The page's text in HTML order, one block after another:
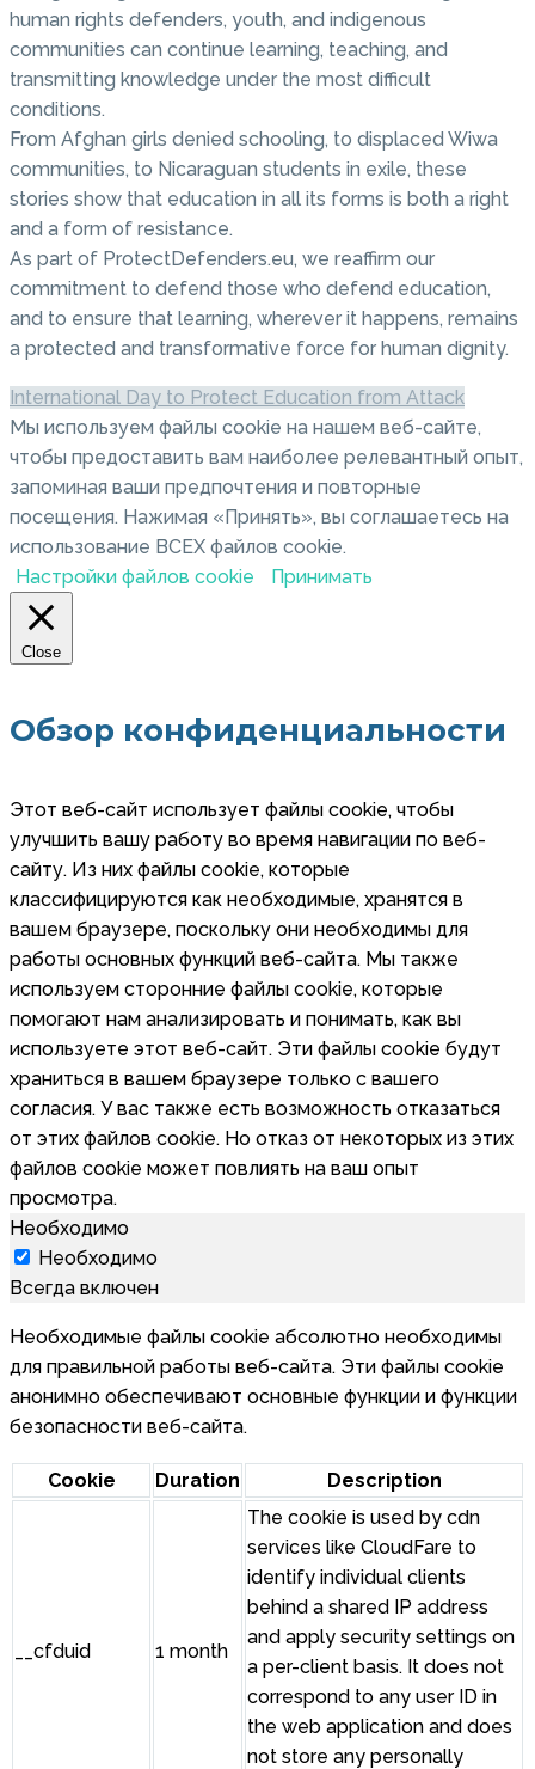
human rights defenders, youth, and indigenous
communities can continue learning, teaching, and
transmitting knowledge under the most difficult
conditions.
From Afghan girls denied schooling, to displaced Wiwa
communities, to Nicaraguan students in exile, these
stories show that education in all its forms is both a right
and a form of resistance.
As part of ProtectDefenders.eu, we reaffirm our
commitment to defend those who defend education,
and to ensure that learning, wherever it happens, remains
a protected and transformative force for human dignity.
International Day to Protect Education from Attack
Мы используем файлы cookie на нашем веб-сайте,
чтобы предоставить вам наиболее релевантный опыт,
запоминая ваши предпочтения и повторные
посещения. Нажимая «Принять», вы соглашаетесь на
использование ВСЕХ файлов cookie.
Настройки файлов cookie
Принимать
Close
Обзор конфиденциальности
Этот веб-сайт использует файлы cookie, чтобы
улучшить вашу работу во время навигации по веб-
сайту. Из них файлы cookie, которые
классифицируются как необходимые, хранятся в
вашем браузере, поскольку они необходимы для
работы основных функций веб-сайта. Мы также
используем сторонние файлы cookie, которые
помогают нам анализировать и понимать, как вы
используете этот веб-сайт. Эти файлы cookie будут
храниться в вашем браузере только с вашего
согласия. У вас также есть возможность отказаться
от этих файлов cookie. Но отказ от некоторых из этих
файлов cookie может повлиять на ваш опыт
просмотра.
Необходимо
Необходимо
Всегда включен
Необходимые файлы cookie абсолютно необходимы
для правильной работы веб-сайта. Эти файлы cookie
анонимно обеспечивают основные функции и функции
безопасности веб-сайта.
Cookie Duration Description
__cfduid 1 month
The cookie is used by cdn
services like CloudFare to
identify individual clients
behind a shared IP address
and apply security settings on
a per-client basis. It does not
correspond to any user ID in
the web application and does
not store any personally